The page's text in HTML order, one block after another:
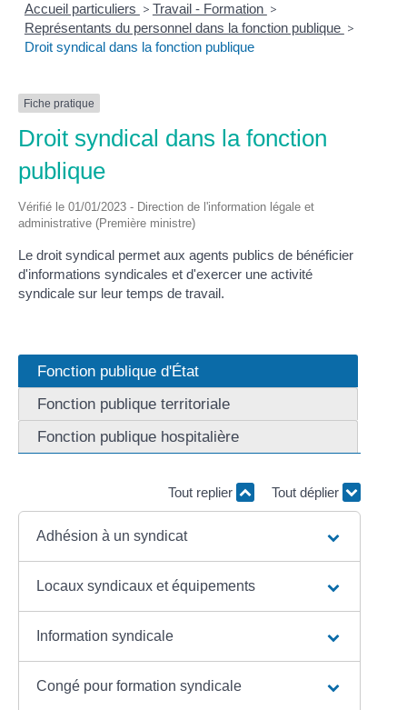
Accueil particuliers > Travail - Formation >
Représentants du personnel dans la fonction publique >
Droit syndical dans la fonction publique
Fiche pratique
Droit syndical dans la fonction
publique
Vérifié le 01/01/2023 - Direction de l'information légale et
administrative (Première ministre)
Le droit syndical permet aux agents publics de bénéficier
d'informations syndicales et d'exercer une activité
syndicale sur leur temps de travail.
Fonction publique d'État
Fonction publique territoriale
Fonction publique hospitalière
Tout replier Tout déplier
Adhésion à un syndicat
Locaux syndicaux et équipements
Information syndicale
Congé pour formation syndicale